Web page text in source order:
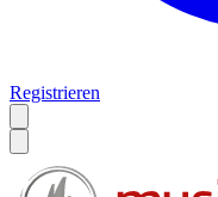
Registrieren